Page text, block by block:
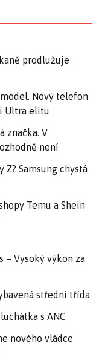
prodlužuje
Nový telefon
Ultra elitu
značka. V
není
Z? Samsung chystá
Temu a Shein
– Vysoký výkon za
střední třída
s ANC
nového vládce